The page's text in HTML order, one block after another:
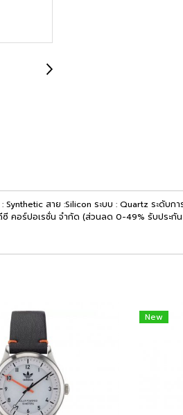
สาย :Silicon ระบบ : Quartz ระดั
คอร์ปอเรชั่น จำกัด (ส่วนลด 0-49% รับประกั
New